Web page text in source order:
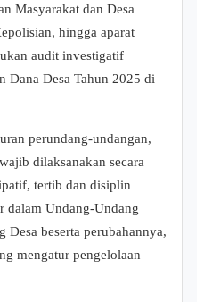
Masyarakat dan Desa
hingga aparat
audit investigatif
Dana Desa Tahun 2025 di
perundang-undangan,
dilaksanakan secara
tertib dan disiplin
dalam Undang-Undang
Desa beserta perubahannya,
mengatur pengelolaan